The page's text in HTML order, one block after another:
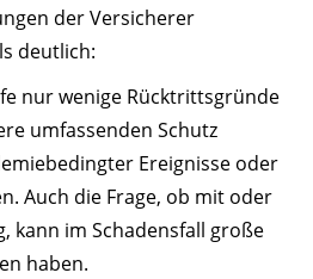
der Versicherer
deutlich:
nur wenige Rücktrittsgründe
umfassenden Schutz
Ereignisse oder
Auch die Frage, ob mit oder
kann im Schadensfall große
haben.